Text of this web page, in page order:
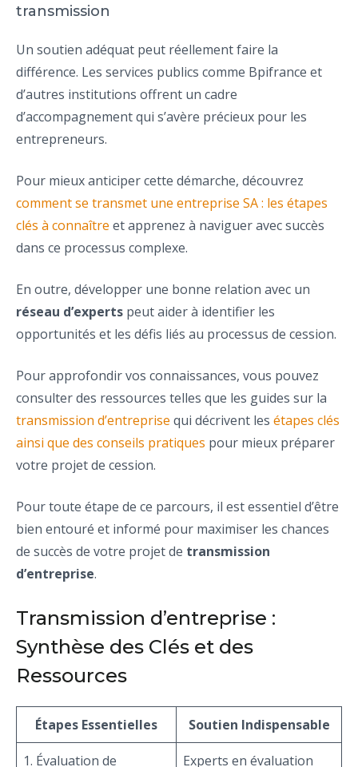
transmission
Un soutien adéquat peut réellement faire la
différence. Les services publics comme Bpifrance et
d’autres institutions offrent un cadre
d’accompagnement qui s’avère précieux pour les
entrepreneurs.
Pour mieux anticiper cette démarche, découvrez
comment se transmet une entreprise SA : les étapes
clés à connaître et apprenez à naviguer avec succès
dans ce processus complexe.
En outre, développer une bonne relation avec un
réseau d’experts peut aider à identifier les
opportunités et les défis liés au processus de cession.
Pour approfondir vos connaissances, vous pouvez
consulter des ressources telles que les guides sur la
transmission d’entreprise qui décrivent les étapes clés
ainsi que des conseils pratiques pour mieux préparer
votre projet de cession.
Pour toute étape de ce parcours, il est essentiel d’être
bien entouré et informé pour maximiser les chances
de succès de votre projet de transmission
d’entreprise.
Transmission d’entreprise :
Synthèse des Clés et des
Ressources
Étapes Essentielles Soutien Indispensable
1. Évaluation de
Experts en évaluation